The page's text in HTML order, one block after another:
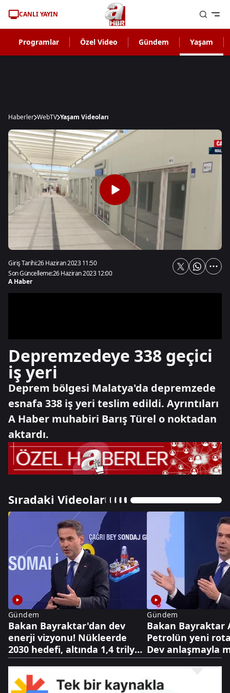
CANLI YAYIN
Programlar Özel Video Gündem Yaşam
Haberler WebTV Yaşam Videoları
Giriş Tarihi:26 Haziran 2023 11:50
Son Güncelleme:26 Haziran 2023 12:00
A Haber
Depremzedeye 338 geçici
iş yeri
Deprem bölgesi Malatya'da depremzede
esnafa 338 iş yeri teslim edildi. Ayrıntıları
A Haber muhabiri Barış Türel o noktadan
aktardı.
Sıradaki Videolar
Gündem
Bakan Bayraktar'dan dev
enerji vizyonu! Nükleerde
2030 hedefi, altında 1,4 trilyon
dolarlık hazine
Gündem
Bakan Bayraktar
Petrolün yeni
Dev anlaşmayla
dolarlık hamle